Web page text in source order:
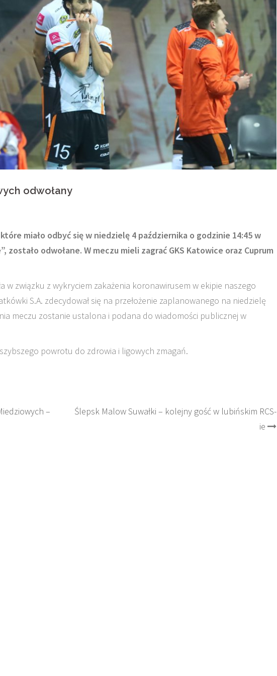
odwołany
miało odbyć się w niedzielę 4 października o godzinie 14:45 w
zostało odwołane. W meczu mieli zagrać GKS Katowice oraz Cuprum
w związku z wykryciem zakażenia koronawirusem w ekipie naszego
S.A. zdecydował się na przełożenie zaplanowanego na niedzielę
meczu zostanie ustalona i podana do wiadomości publicznej w
powrotu do zdrowia i ligowych zmagań.
–
Ślepsk Malow Suwałki – kolejny gość w lubińskim RCS-
ie